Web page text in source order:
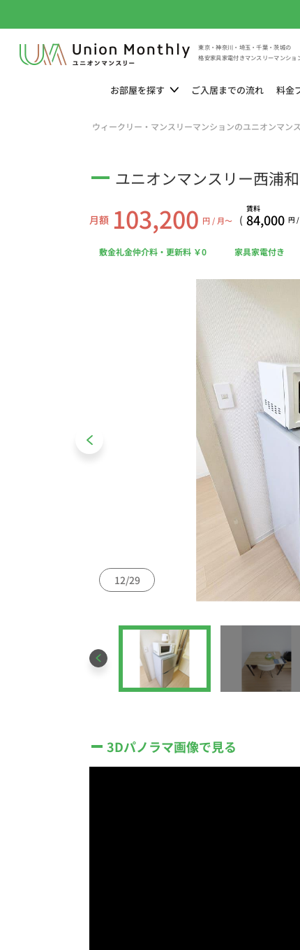
東京・神奈川・埼玉・千葉・茨城の
格安家具家電付きマンスリーマンショ
お部屋を探す ご入居までの流れ 料金
ウィークリー・マンスリーマンションのユニオンマン
ユニオンマンスリー西浦
月額 103,200 円 / 月〜 (
賃料
84,000 円
敷金礼金仲介料・更新料 ￥0 家具家電付き
13/29
3Dパノラマ画像で見る